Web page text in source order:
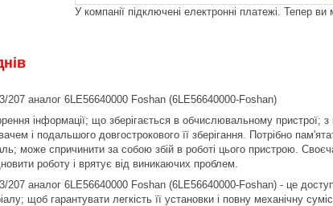
У компанії підключені електронні платежі. Тепер
207 аналог 6LE56640000 Foshan (6LE56640000-Foshan)
інформації; що зберігається в обчислювальному
і подальшого довгострокового її зберігання. Потрібно
може спричинити за собою збій в роботі цього пристрою.
роботу і врятує від виникаючих проблем.
аналог 6LE56640000 Foshan (6LE56640000-Foshan) - це
щоб гарантувати легкість її установки і повну механічну